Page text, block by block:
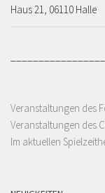
Haus 21, 06110 Halle
Veranstaltungen des
Veranstaltungen des
Im aktuellen